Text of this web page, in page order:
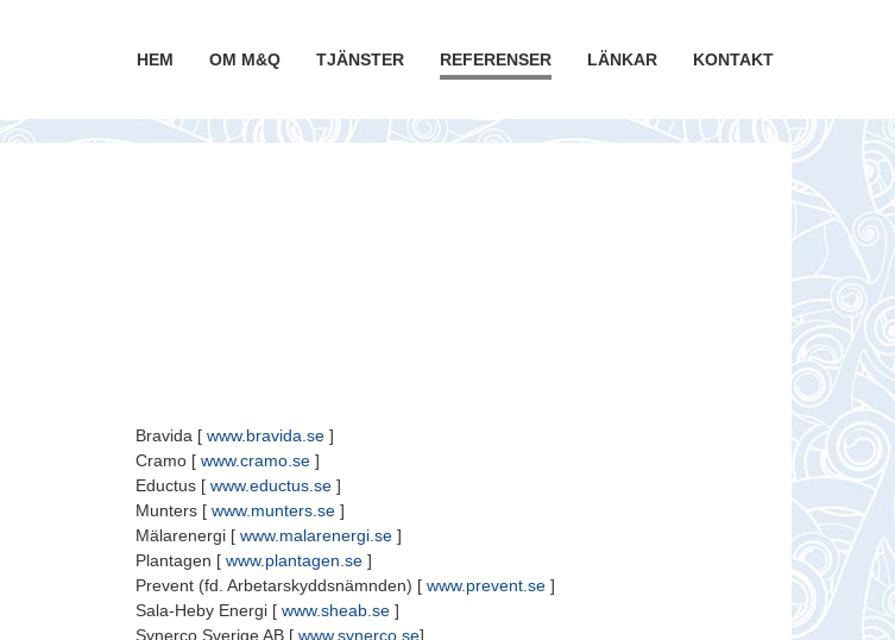
HEM OM M&Q TJÄNSTER REFERENSER LÄNKAR KONTAKT
Bravida [ www.bravida.se ]
Cramo [ www.cramo.se ]
Eductus [ www.eductus.se ]
Munters [ www.munters.se ]
Mälarenergi [ www.malarenergi.se ]
Plantagen [ www.plantagen.se ]
Prevent (fd. Arbetarskyddsnämnden) [ www.prevent.se ]
Sala-Heby Energi [ www.sheab.se ]
Synerco Sverige AB [ www.synerco.se]